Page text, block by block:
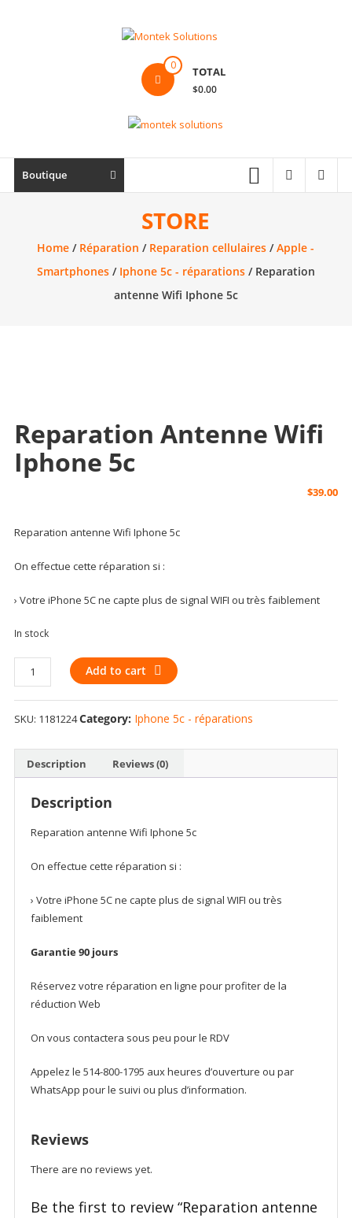
Ordinateur,
électronique
0 TOTAL
$0.00
Boutique
STORE
Home / Réparation / Reparation cellulaires /Apple -
Smartphones/ Iphone 5c - réparations/ Reparation
antenne Wifi Iphone 5c
Reparation Antenne Wifi
Iphone 5c
$39.00
Reparation antenne Wifi Iphone 5c
On effectue cette réparation si :
› Votre iPhone 5C ne capte plus de signal WIFI ou très faiblement
In stock
Reparation
antenne
Wifi
Iphone
Add to cart
SKU: 1181224Category: Iphone 5c - réparations
Description Reviews (0)
Description
Reparation antenne Wifi Iphone 5c
On effectue cette réparation si :
› Votre iPhone 5C ne capte plus de signal WIFI ou très
faiblement
Garantie 90 jours
Réservez votre réparation en ligne pour profiter de la
réduction Web
On vous contactera sous peu pour le RDV
Appelez le 514-800-1795 aux heures d’ouverture ou par
WhatsApp pour le suivi ou plus d’information.
Reviews
There are no reviews yet.
Be the first to review “Reparation antenne